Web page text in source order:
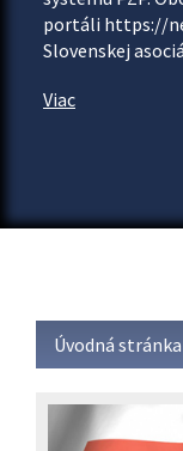
portáli https://
Slovenskej
Viac
Úvodná stránka